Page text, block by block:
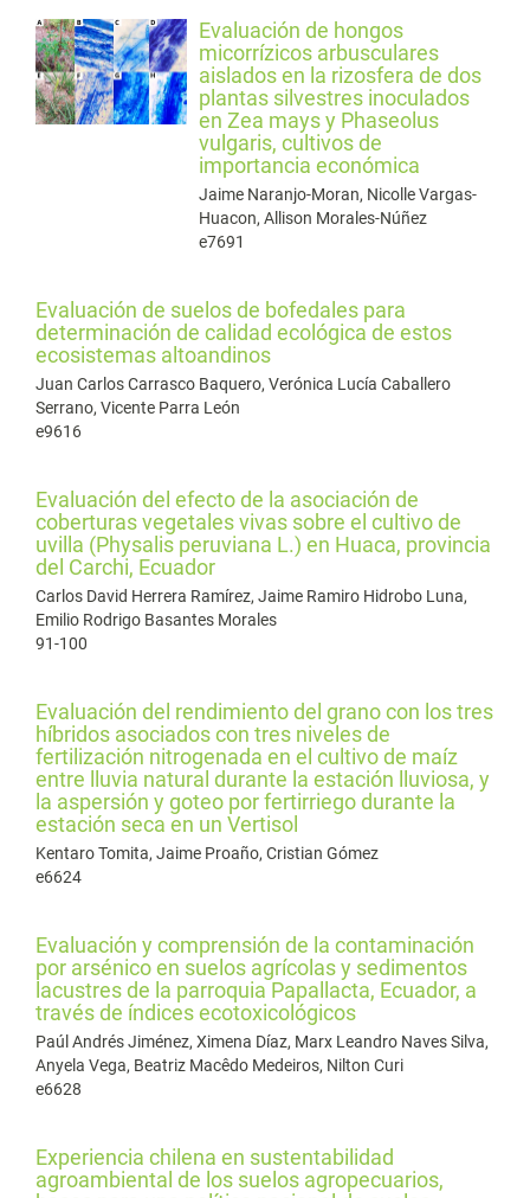
Evaluación de hongos
micorrízicos arbusculares
aislados en la rizosfera de dos
plantas silvestres inoculados
en Zea mays y Phaseolus
vulgaris, cultivos de
importancia económica
Jaime Naranjo-Moran, Nicolle Vargas-
Huacon, Allison Morales-Núñez
e7691
Evaluación de suelos de bofedales para
determinación de calidad ecológica de estos
ecosistemas altoandinos
Juan Carlos Carrasco Baquero, Verónica Lucía Caballero
Serrano, Vicente Parra León
e9616
Evaluación del efecto de la asociación de
coberturas vegetales vivas sobre el cultivo de
uvilla (Physalis peruviana L.) en Huaca, provincia
del Carchi, Ecuador
Carlos David Herrera Ramírez, Jaime Ramiro Hidrobo Luna,
Emilio Rodrigo Basantes Morales
91-100
Evaluación del rendimiento del grano con los tres
híbridos asociados con tres niveles de
fertilización nitrogenada en el cultivo de maíz
entre lluvia natural durante la estación lluviosa, y
la aspersión y goteo por fertirriego durante la
estación seca en un Vertisol
Kentaro Tomita, Jaime Proaño, Cristian Gómez
e6624
Evaluación y comprensión de la contaminación
por arsénico en suelos agrícolas y sedimentos
lacustres de la parroquia Papallacta, Ecuador, a
través de índices ecotoxicológicos
Paúl Andrés Jiménez, Ximena Díaz, Marx Leandro Naves Silva,
Anyela Vega, Beatriz Macêdo Medeiros, Nilton Curi
e6628
Experiencia chilena en sustentabilidad
agroambiental de los suelos agropecuarios,